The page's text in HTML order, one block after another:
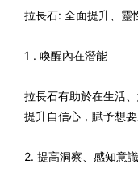
拉長石: 全面提升、靈
1 . 喚醒內在潛能
拉長石有助於在生活
提升自信心，賦予想
2. 提高洞察、感知意識